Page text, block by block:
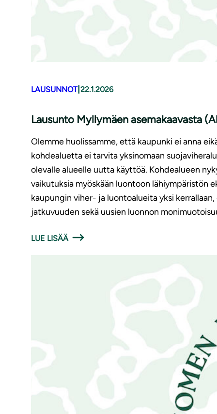
LAUSUNNOT| 22.1.2026
Lausunto Myllymäen asemakaavasta
Olemme huolissamme, että kaupunki ei anna
kohdealuetta ei tarvita yksinomaan
olevalle alueelle uutta käyttöä. Kohdealueen
vaikutuksia myöskään luontoon lähiympäristön
kaupungin viher- ja luontoalueita yksi
jatkuvuuden sekä uusien luonnon
LUE LISÄÄ